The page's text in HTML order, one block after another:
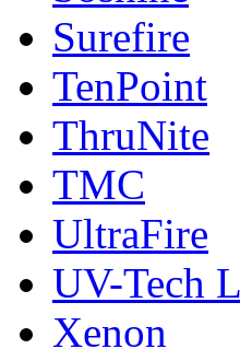
Surefire
TenPoint
ThruNite
TMC
UltraFire
UV-Tech
Xenon